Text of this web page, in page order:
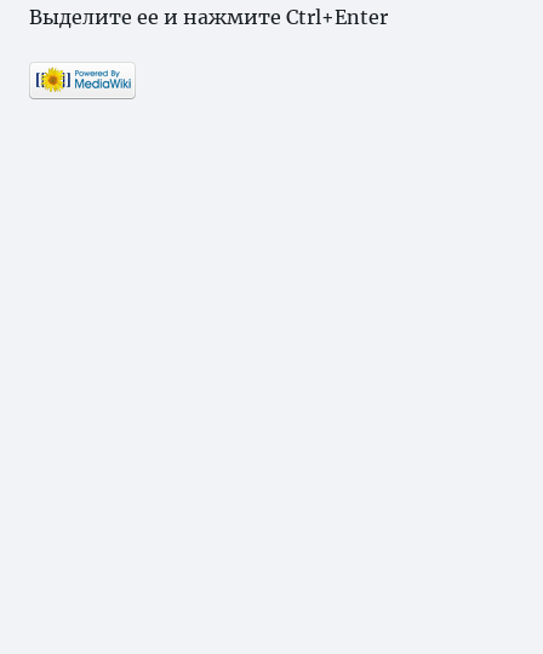
Выделите ее и нажмите Ctrl+Enter